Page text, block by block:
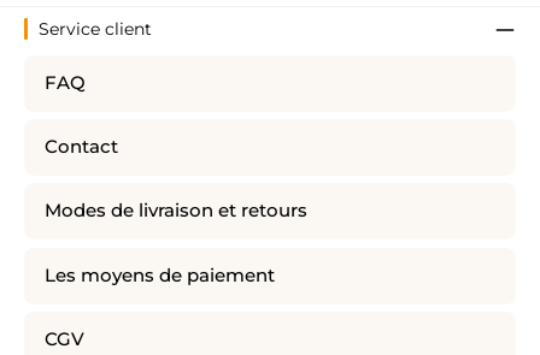
Service client
FAQ
Contact
Modes de livraison et retours
Les moyens de paiement
CGV